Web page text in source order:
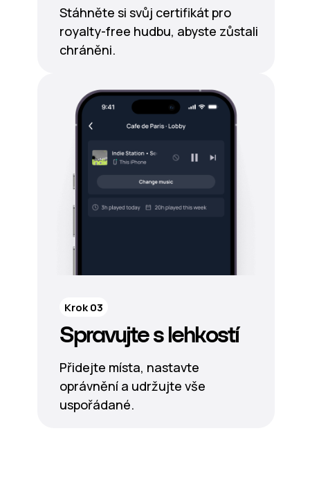
Stáhněte si svůj certifikát pro
royalty-free hudbu, abyste zůstali
chráněni.
Spravujte s lehkostí
Přidejte místa, nastavte
oprávnění a udržujte vše
uspořádané.
Krok 03